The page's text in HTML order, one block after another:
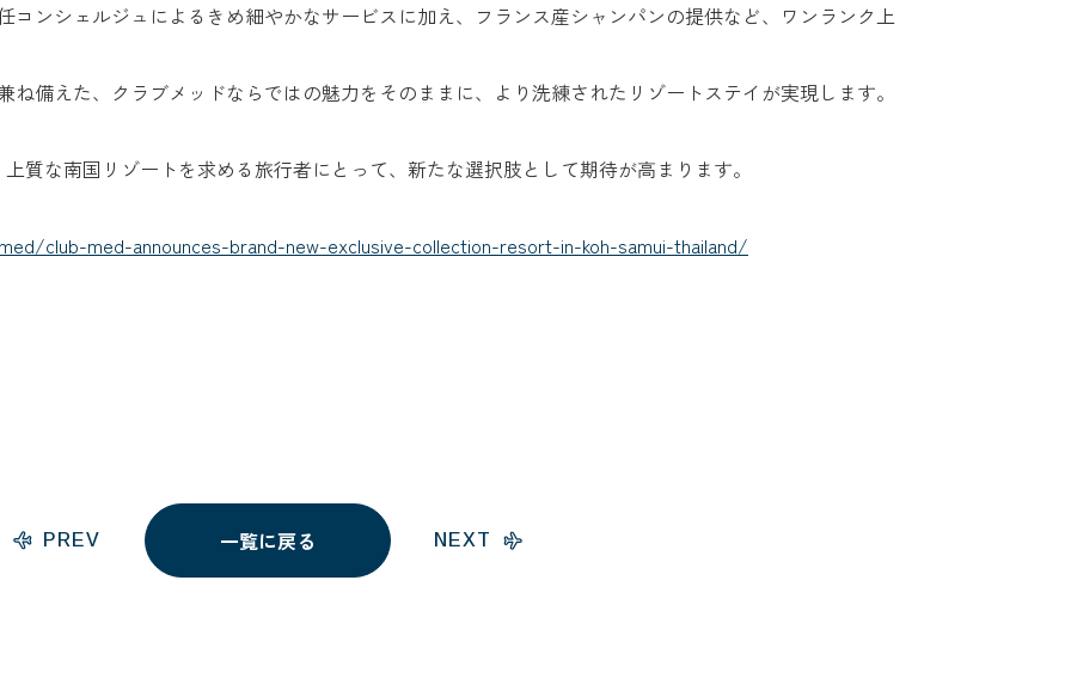
コンシェルジュによるきめ細やかなサービスに加え、フランス産シャンパンの提供など、ワンランク上
備えた、クラブメッドならではの魅力をそのままに、より洗練されたリゾートステイが実現します。
質な南国リゾートを求める旅行者にとって、新たな選択肢として期待が高まります。
club-med-announces-brand-new-exclusive-collection-resort-in-koh-samui-thailand/
PREV 一覧に戻る NEXT